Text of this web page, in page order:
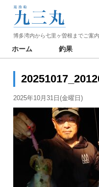
博多湾内から七里ヶ曽根までご案
ホーム 釣果
2025年10月31日(金曜日)